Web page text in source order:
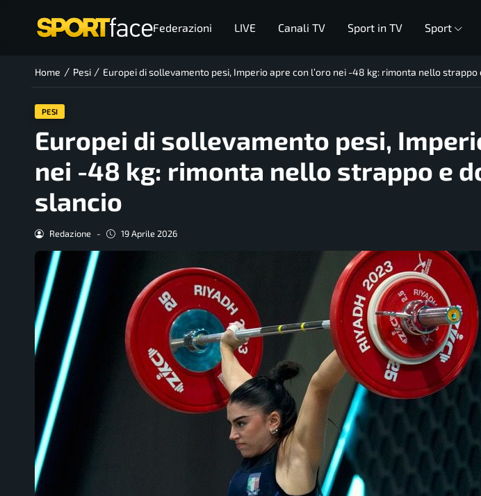
Federazioni LIVE Canali TV Sport in TV Sport
Home / Pesi / Europei di sollevamento pesi, Imperio apre con l’oro nei -48 kg: rimonta nello
PESI
Europei di sollevamento pesi,
nei -48 kg: rimonta nello strappo e
slancio
Redazione - 19 Aprile 2026